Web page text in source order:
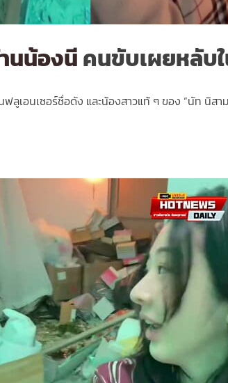
นน้องนีคนขับเผยหลับ
ลูเอนเซอร์ชื่อดัง และน้องสาวแท้ ๆ ของ “นัท นิส